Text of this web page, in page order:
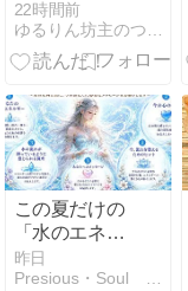
22時間前
ゆるりん坊主のつぶやき
この夏だけの
「水のエネル
ギーが映し出
す、あなたへ
昨日